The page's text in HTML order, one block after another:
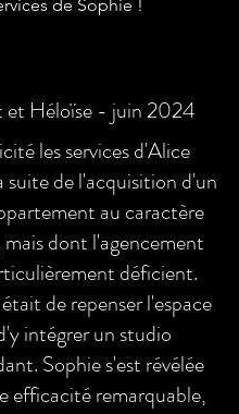
de Sophie !
et Héloïse - juin 2024
les services d'Alice
suite de l'acquisition d'un
au caractère
mais dont l'agencement
déficient.
de repenser l'espace
intégrer un studio
Sophie s'est révélée
efficacité remarquable,